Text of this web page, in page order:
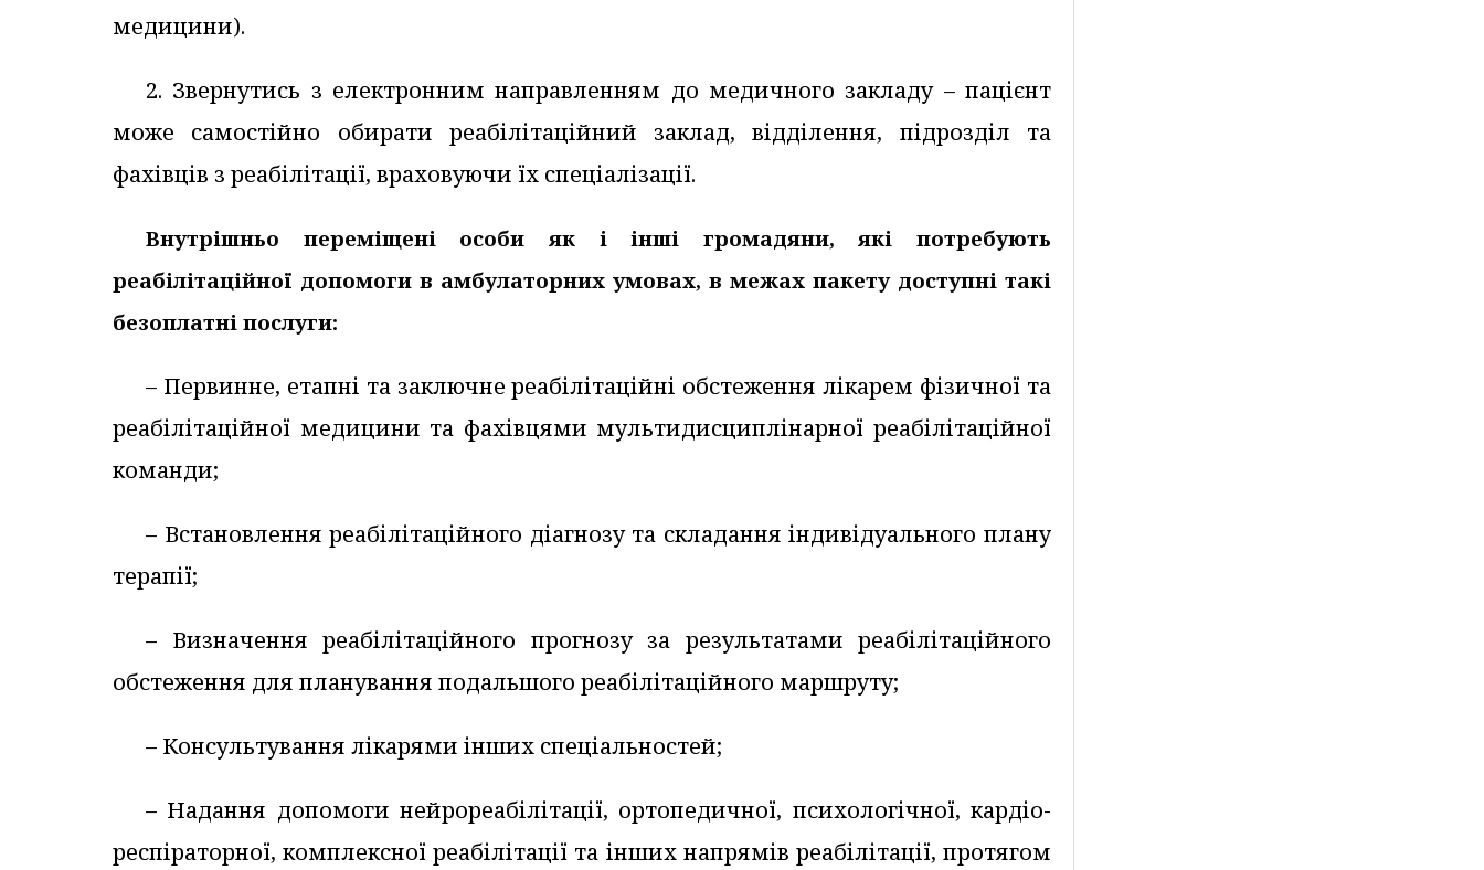
медицини).
2. Звернутись з електронним направленням до медичного закладу – пацієнт
може самостійно обирати реабілітаційний заклад, відділення, підрозділ та
фахівців з реабілітації, враховуючи їх спеціалізації.
Внутрішньо переміщені особи як і інші громадяни, які потребують
реабілітаційної допомоги в амбулаторних умовах, в межах пакету доступні такі
безоплатні послуги:
– Первинне, етапні та заключне реабілітаційні обстеження лікарем фізичної та
реабілітаційної медицини та фахівцями мультидисциплінарної реабілітаційної
команди;
– Встановлення реабілітаційного діагнозу та складання індивідуального плану
терапії;
– Визначення реабілітаційного прогнозу за результатами реабілітаційного
обстеження для планування подальшого реабілітаційного маршруту;
– Консультування лікарями інших спеціальностей;
– Надання допомоги нейрореабілітації, ортопедичної, психологічної, кардіо-
респіраторної, комплексної реабілітації та інших напрямів реабілітації, протягом